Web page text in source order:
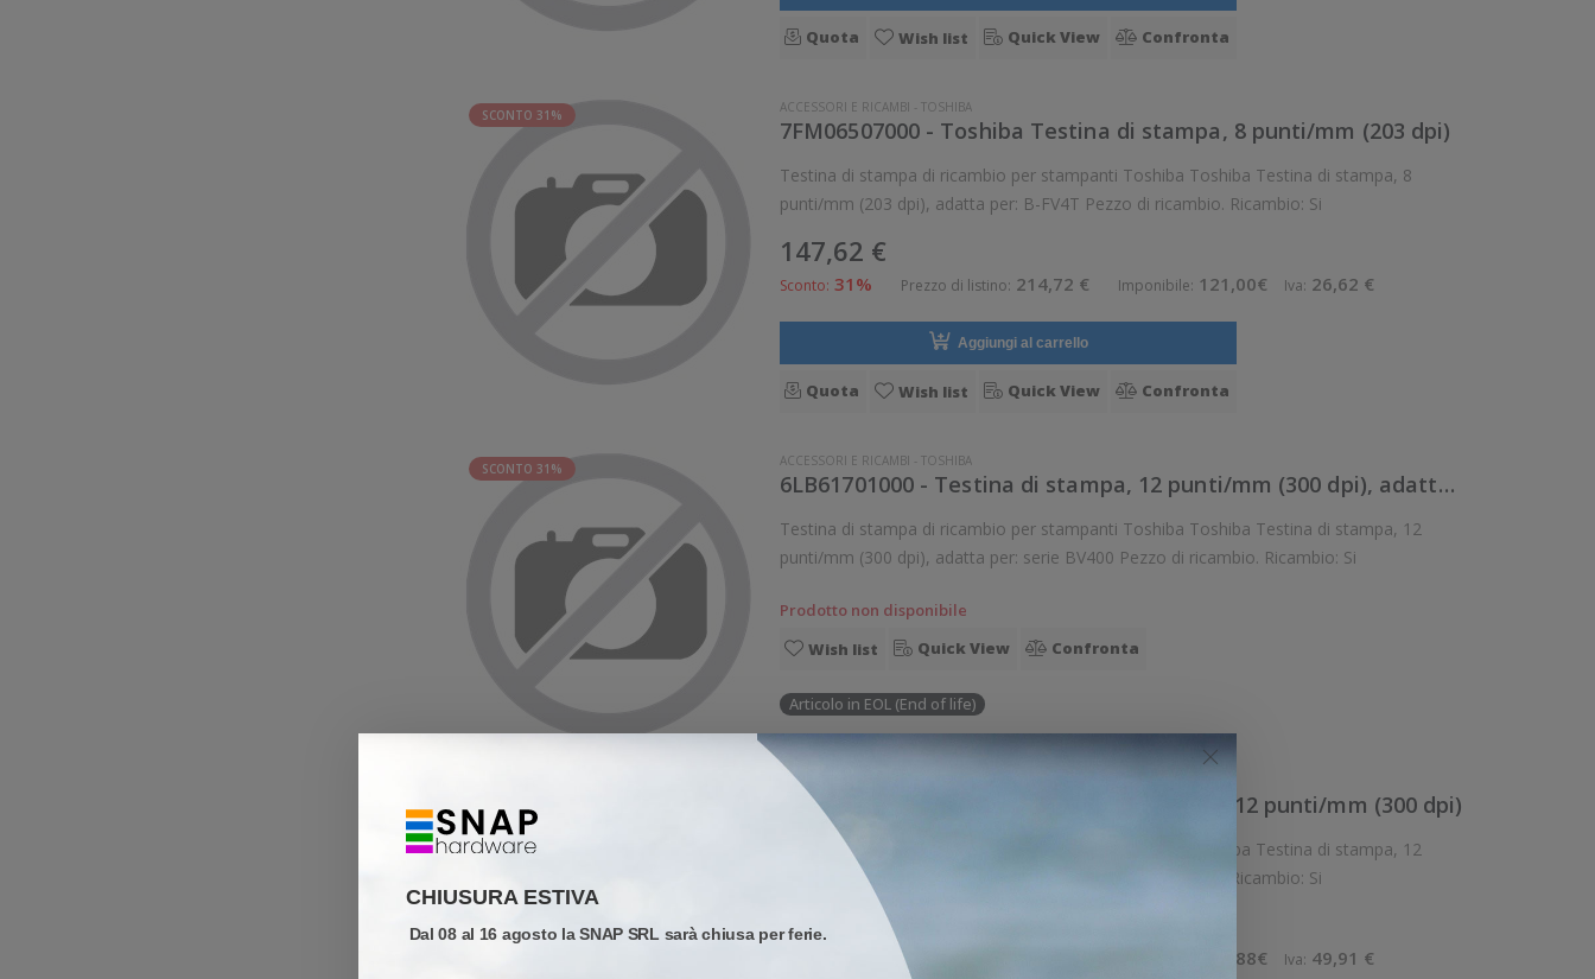
CHIUSURA ESTIVA
Dal 08 al 16 agosto la SNAP SRL sarà chiusa per ferie.
Quota Wish list Quick View Confronta
SCONTO 31% ACCESSORI E RICAMBI - TOSHIBA
7FM06507000 - Toshiba Testina di stampa, 8 punti/mm (203 dpi)
Testina di stampa di ricambio per stampanti Toshiba Toshiba Testina di stampa, 8
punti/mm (203 dpi), adatta per: B-FV4T Pezzo di ricambio. Ricambio: Si
147,62 €
Sconto: 31% Prezzo di listino: 214,72 € Imponibile: 121,00€ Iva: 26,62 €
Aggiungi al carrello
Quota Wish list Quick View Confronta
SCONTO 31% ACCESSORI E RICAMBI - TOSHIBA
6LB61701000 - Testina di stampa, 12 punti/mm (300 dpi), adatta per: se
Testina di stampa di ricambio per stampanti Toshiba Toshiba Testina di stampa, 12
punti/mm (300 dpi), adatta per: serie BV400 Pezzo di ricambio. Ricambio: Si
Prodotto non disponibile
Wish list
Quick View Confronta
Articolo in EOL (End of life)
ACCESSORI E RICAMBI
7FM06508000 - Toshiba Testina di stampa, 12 punti/mm (300 dpi)
Testina di stampa di ricambio per stampanti Toshiba Toshiba Testina di stampa, 12
punti/mm (300 dpi), adatta per: B-FV4T Pezzo di ricambio. Ricambio: Si
276,79 €
Prezzo di listino: 226,88€ Iva: 49,91 €